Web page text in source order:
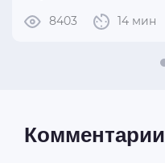
8403 14 мин
Комментарии